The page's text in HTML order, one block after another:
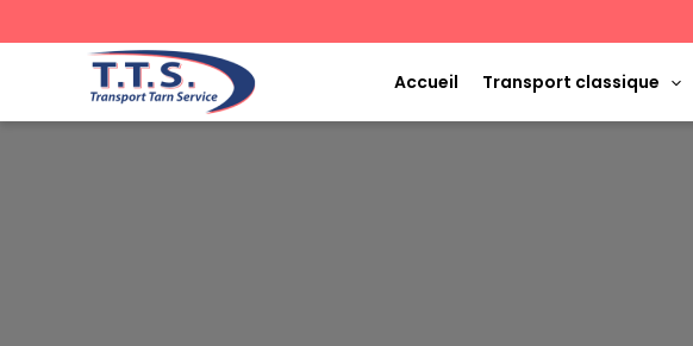
au
Accueil Transport classique